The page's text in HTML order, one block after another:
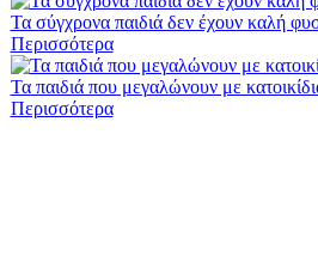
Τα σύγχρονα παιδιά δεν έχουν καλή
Περισσότερα
Τα παιδιά που μεγαλώνουν με
Περισσότερα